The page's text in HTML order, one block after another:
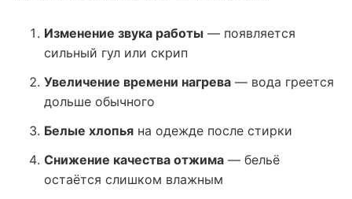
Изменение звука работы — появляется
сильный гул или скрип
Увеличение времени нагрева — вода греется
дольше обычного
Белые хлопья на одежде после стирки
Снижение качества отжима — бельё
остаётся слишком влажным